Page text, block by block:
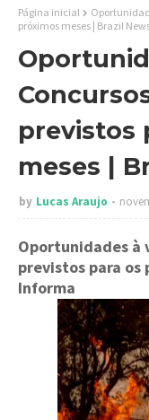
Página inicial
próximos meses | Brazil
previstos
meses |
by Lucas Araujo
Oportunidades à
previstos para os
Informa